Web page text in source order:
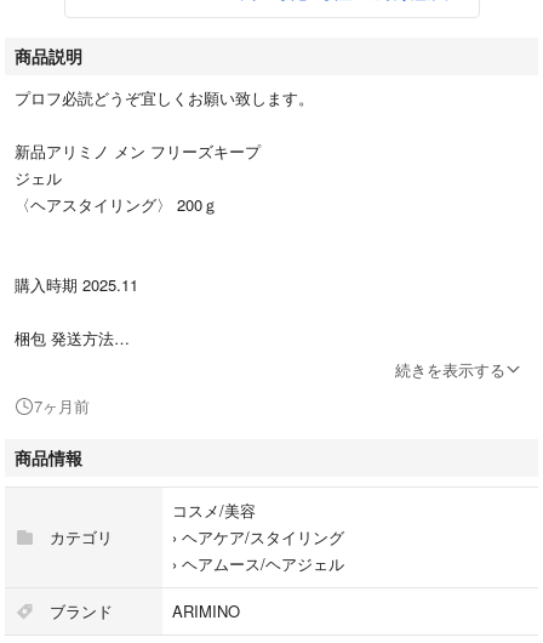
商品説明
プロフ必読どうぞ宜しくお願い致します。
新品アリミノ メン フリーズキープ
ジェル
〈ヘアスタイリング〉 200ｇ
購入時期 2025.11
梱包 発送方法
防水対策をしゆうパケットポストミニ封筒簡易包装、ポスト投函致しま
封筒のサイズがギリギリですので開封時にはお気を付けください。
気にされる方はプラス料金で発送可能、またはご購入をお控えくださいま
せ。
2点でお値下げ可能です。
どうぞご理解の程宜しくお願い致します。
#アリミノ
続きを表示する
7ヶ月前
商品情報
カテゴリ
コスメ/美容
› ヘアケア/スタイリング
› ヘアムース/ヘアジェル
ブランド ARIMINO